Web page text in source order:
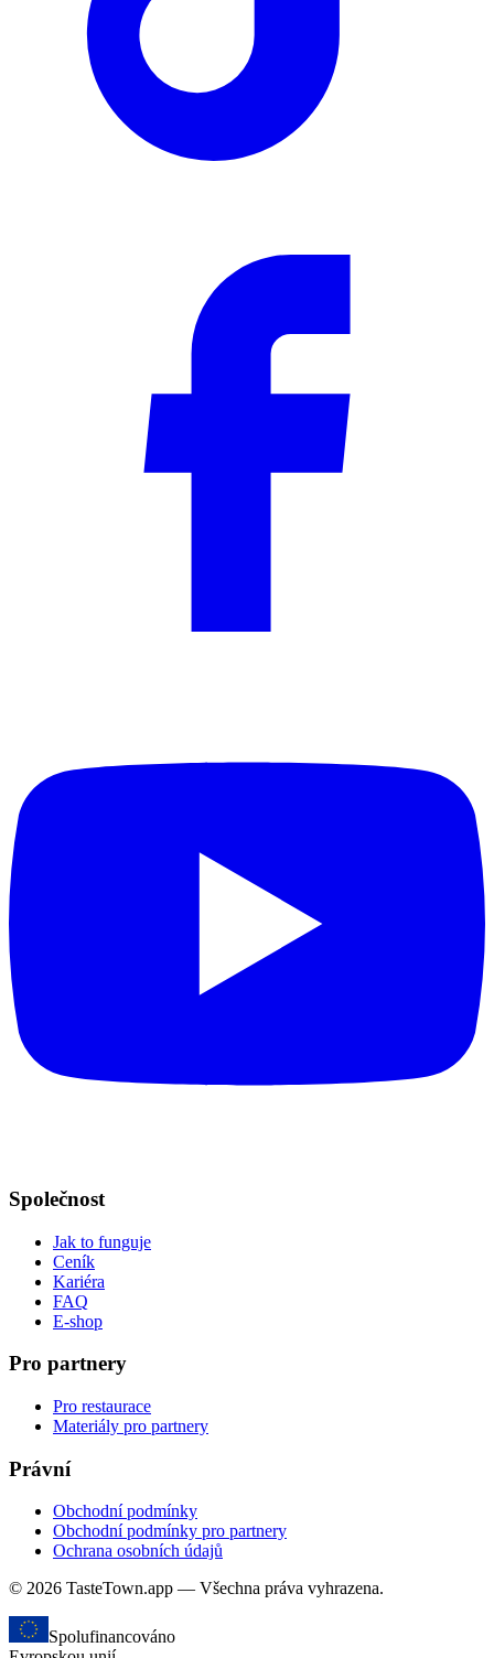
Společnost
Jak to funguje
Ceník
Kariéra
FAQ
E-shop
Pro partnery
Pro restaurace
Materiály pro partnery
Právní
Obchodní podmínky
Obchodní podmínky pro partnery
Ochrana osobních údajů
© 2026 TasteTown.app — Všechna práva vyhrazena.
Spolufinancováno